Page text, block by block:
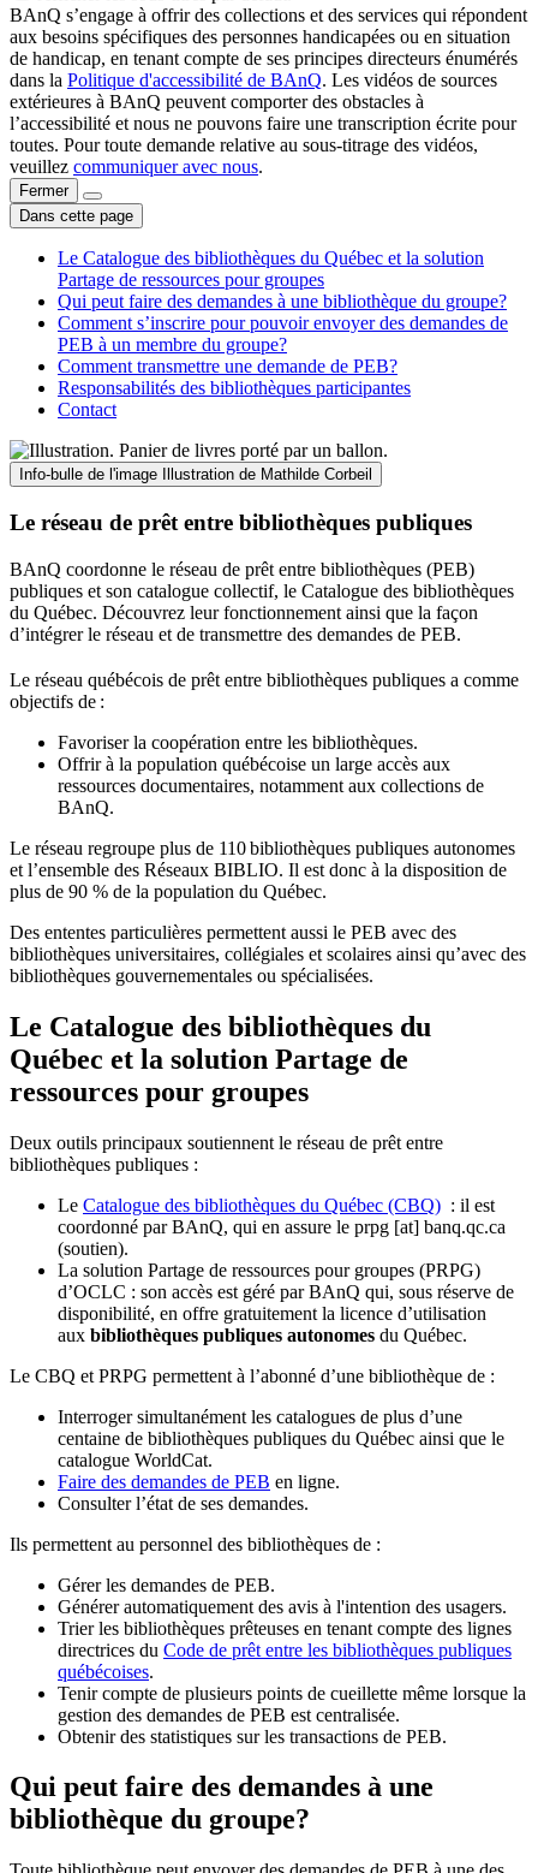
BAnQ s’engage à offrir des collections et des services qui répondent
aux besoins spécifiques des personnes handicapées ou en situation
de handicap, en tenant compte de ses principes directeurs énumérés
dans la Politique d'accessibilité de BAnQ. Les vidéos de sources
extérieures à BAnQ peuvent comporter des obstacles à
l’accessibilité et nous ne pouvons faire une transcription écrite pour
toutes. Pour toute demande relative au sous-titrage des vidéos,
veuillez communiquer avec nous.
Fermer
Dans cette page
Le Catalogue des bibliothèques du Québec et la solution
Partage de ressources pour groupes
Qui peut faire des demandes à une bibliothèque du groupe?
Comment s’inscrire pour pouvoir envoyer des demandes de
PEB à un membre du groupe?
Comment transmettre une demande de PEB?
Responsabilités des bibliothèques participantes
Contact
Info-bulle de l'image Illustration de Mathilde Corbeil
Le réseau de prêt entre bibliothèques publiques
BAnQ coordonne le réseau de prêt entre bibliothèques (PEB)
publiques et son catalogue collectif, le Catalogue des bibliothèques
du Québec. Découvrez leur fonctionnement ainsi que la façon
d’intégrer le réseau et de transmettre des demandes de PEB.
Le réseau québécois de prêt entre bibliothèques publiques a comme
objectifs de :
Favoriser la coopération entre les bibliothèques.
Offrir à la population québécoise un large accès aux
ressources documentaires, notamment aux collections de
BAnQ.
Le réseau regroupe plus de 110bibliothèques publiques autonomes
et l’ensemble des Réseaux BIBLIO. Il est donc à la disposition de
plus de 90 % de la population du Québec.
Des ententes particulières permettent aussi le PEB avec des
bibliothèques universitaires, collégiales et scolaires ainsi qu’avec des
bibliothèques gouvernementales ou spécialisées.
Le Catalogue des bibliothèques du
Québec et la solution Partage de
ressources pour groupes
Deux outils principaux soutiennent le réseau de prêt entre
bibliothèques publiques :
Le Catalogue des bibliothèques du Québec (CBQ) : il est
coordonné par BAnQ, qui en assure le prpg [at] banq.qc.ca
(soutien).
La solution Partage de ressources pour groupes (PRPG)
d’OCLC : son accès est géré par BAnQ qui, sous réserve de
disponibilité, en offre gratuitement la licence d’utilisation
aux bibliothèques publiques autonomes du Québec.
Le CBQ et PRPG permettent à l’abonné d’une bibliothèque de :
Interroger simultanément les catalogues de plus d’une
centaine de bibliothèques publiques du Québec ainsi que le
catalogue WorldCat.
Faire des demandes de PEB en ligne.
Consulter l’état de ses demandes.
Ils permettent au personnel des bibliothèques de :
Gérer les demandes de PEB.
Générer automatiquement des avis à l'intention des usagers.
Trier les bibliothèques prêteuses en tenant compte des lignes
directrices du Code de prêt entre les bibliothèques publiques
québécoises.
Tenir compte de plusieurs points de cueillette même lorsque la
gestion des demandes de PEB est centralisée.
Obtenir des statistiques sur les transactions de PEB.
Qui peut faire des demandes à une
bibliothèque du groupe?